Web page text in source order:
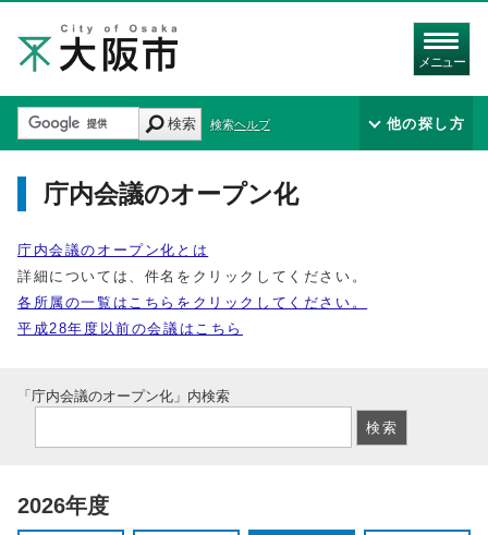
メニュー
検索 検索ヘルプ 他の探し方
庁内会議のオープン化
庁内会議のオープン化とは
詳細については、件名をクリックしてください。
各所属の一覧はこちらをクリックしてください。
平成28年度以前の会議はこちら
「庁内会議のオープン化」内検索
2026年度